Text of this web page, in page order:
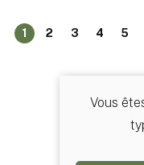
1 2 3 4 5
Vous